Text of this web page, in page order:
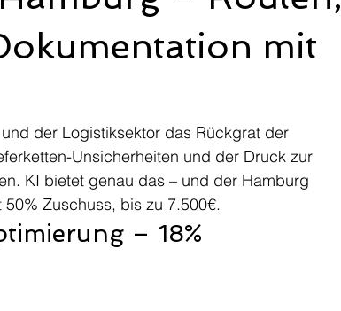
mit
der Logistiksektor das Rückgrat der
Unsicherheiten und der Druck zur
KI bietet genau das – und der Hamburg
Zuschuss, bis zu 7.500€.
– 18%